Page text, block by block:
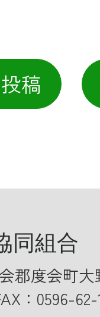
稿
郡度会町
：0596-62-